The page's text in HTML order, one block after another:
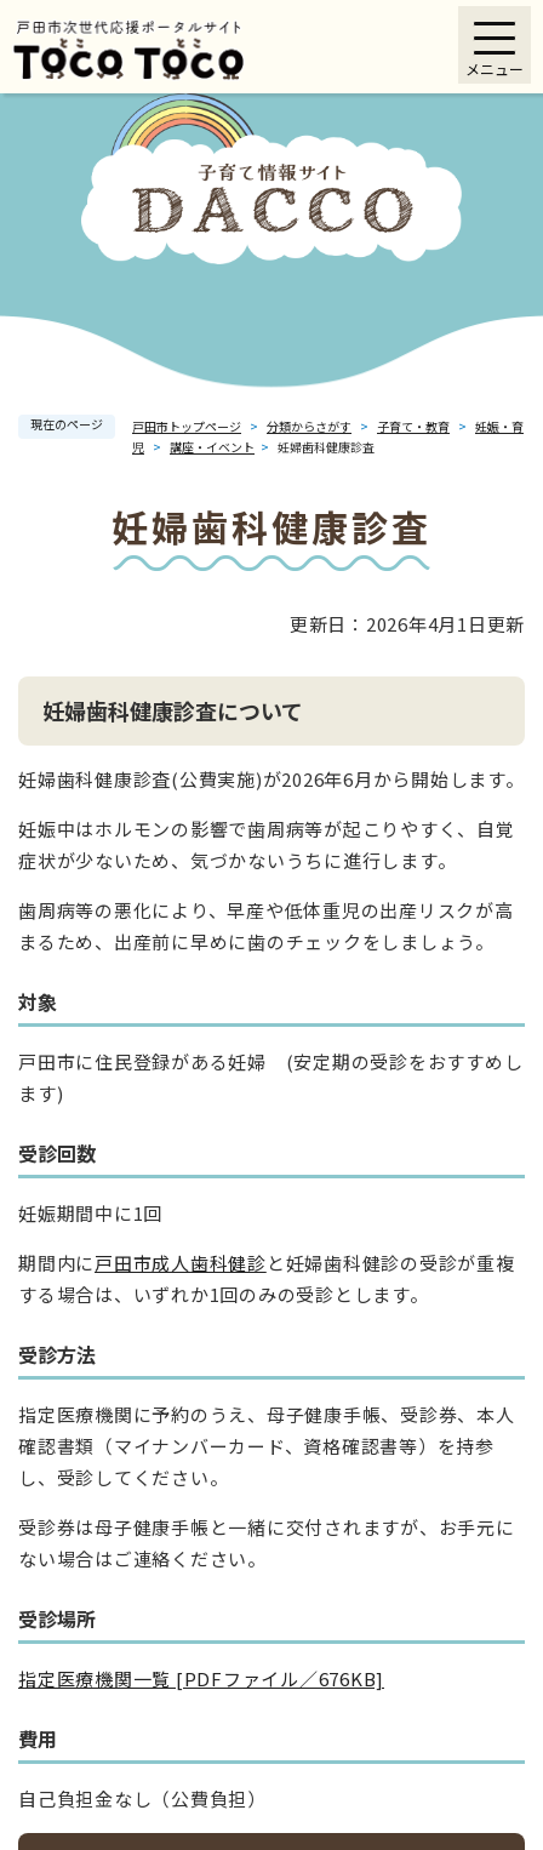
ー
メニューを飛ばして本文へ
メニュー
現在のページ 戸田市トップページ > 分類からさがす > 子育て・教育 > 妊娠・育
児 > 講座・イベント > 妊婦歯科健康診査
妊婦歯科健康診査
更新日：2026年4月1日更新
妊婦歯科健康診査について
妊婦歯科健康診査(公費実施)が2026年6月から開始します。
妊娠中はホルモンの影響で歯周病等が起こりやすく、自覚
症状が少ないため、気づかないうちに進行します。
歯周病等の悪化により、早産や低体重児の出産リスクが高
まるため、出産前に早めに歯のチェックをしましょう。
対象
戸田市に住民登録がある妊婦 (安定期の受診をおすすめし
ます)
受診回数
妊娠期間中に1回
期間内に戸田市成人歯科健診と妊婦歯科健診の受診が重複
する場合は、いずれか1回のみの受診とします。
受診方法
指定医療機関に予約のうえ、母子健康手帳、受診券、本人
確認書類（マイナンバーカード、資格確認書等）を持参
し、受診してください。
受診券は母子健康手帳と一緒に交付されますが、お手元に
ない場合はご連絡ください。
受診場所
指定医療機関一覧 [PDFファイル／676KB]
費用
​自己負担金なし（公費負担）